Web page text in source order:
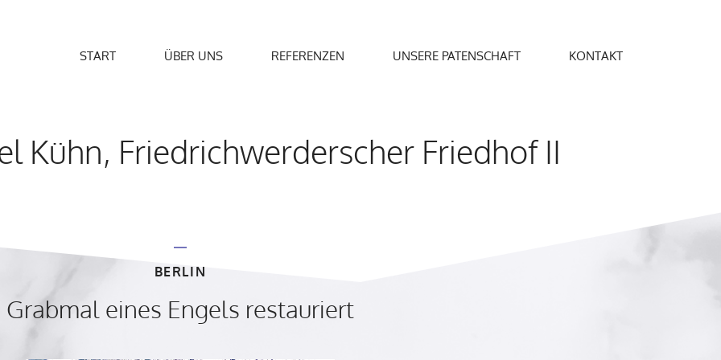
START ÜBER UNS REFERENZEN UNSERE PATENSCHAFT KONTAKT
Kühn, Friedrichwerderscher Friedhof II
BERLIN
Grabmal eines Engels restauriert